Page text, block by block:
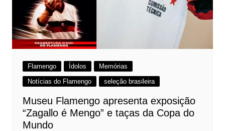
Flamengo Ídolos
Memórias
Notícias do Flamengo
seleção brasileira
Museu Flamengo apresenta exposição
“Zagallo é Mengo” e taças da Copa do
Mundo